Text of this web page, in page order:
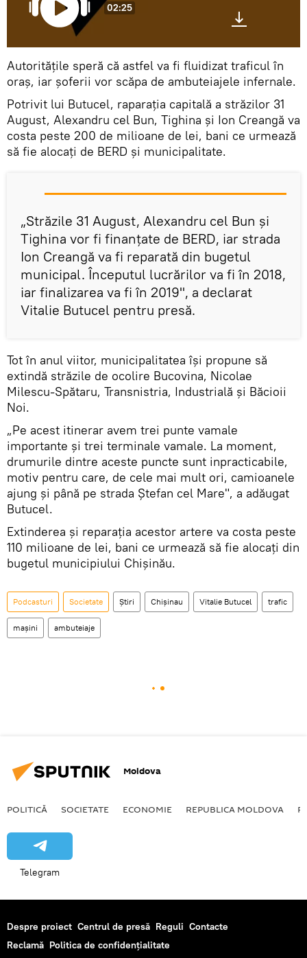
02:25
Autoritățile speră că astfel va fi fluidizat traficul în
oraș, iar șoferii vor scăpa de ambuteiajele infernale.
Potrivit lui Butucel, raparația capitală a străzilor 31
August, Alexandru cel Bun, Tighina și Ion Creangă va
costa peste 200 de milioane de lei, bani ce urmează
să fie alocați de BERD și municipalitate.
„Străzile 31 August, Alexandru cel Bun și
Tighina vor fi finanțate de BERD, iar strada
Ion Creangă va fi reparată din bugetul
municipal. Începutul lucrărilor va fi în 2018,
iar finalizarea va fi în 2019", a declarat
Vitalie Butucel pentru presă.
Tot în anul viitor, municipalitatea își propune să
extindă străzile de ocolire Bucovina, Nicolae
Milescu-Spătaru, Transnistria, Industrială şi Băcioii
Noi.
„Pe acest itinerar avem trei punte vamale
importante și trei terminale vamale. La moment,
drumurile dintre aceste puncte sunt inpracticabile,
motiv pentru care, de cele mai mult ori, camioanele
ajung și până pe strada Ștefan cel Mare", a adăugat
Butucel.
Extinderea și reparația acestor artere va costa peste
110 milioane de lei, bani ce urmează să fie alocați din
bugetul municipiului Chișinău.
Podcasturi Societate Știri Chișinau Vitalie Butucel trafic
mașini ambuteiaje
Moldova
POLITICĂ SOCIETATE ECONOMIE REPUBLICA MOLDOVA
Telegram
Despre proiect Centrul de presă Reguli Contacte
Reclamă Politica de confidențialitate